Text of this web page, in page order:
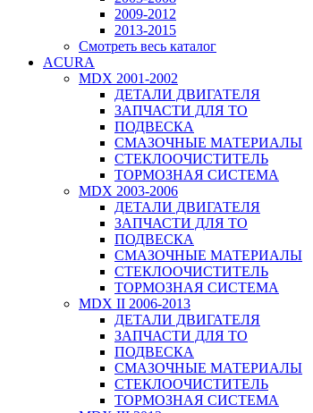
2009-2012
2013-2015
Смотреть весь каталог
ACURA
MDX 2001-2002
ДЕТАЛИ ДВИГАТЕЛЯ
ЗАПЧАСТИ ДЛЯ ТО
ПОДВЕСКА
СМАЗОЧНЫЕ МАТЕРИАЛЫ
СТЕКЛООЧИСТИТЕЛЬ
ТОРМОЗНАЯ СИСТЕМА
MDX 2003-2006
ДЕТАЛИ ДВИГАТЕЛЯ
ЗАПЧАСТИ ДЛЯ ТО
ПОДВЕСКА
СМАЗОЧНЫЕ МАТЕРИАЛЫ
СТЕКЛООЧИСТИТЕЛЬ
ТОРМОЗНАЯ СИСТЕМА
MDX II 2006-2013
ДЕТАЛИ ДВИГАТЕЛЯ
ЗАПЧАСТИ ДЛЯ ТО
ПОДВЕСКА
СМАЗОЧНЫЕ МАТЕРИАЛЫ
СТЕКЛООЧИСТИТЕЛЬ
ТОРМОЗНАЯ СИСТЕМА